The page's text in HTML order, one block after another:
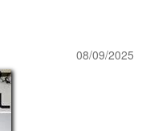
08/09/2025